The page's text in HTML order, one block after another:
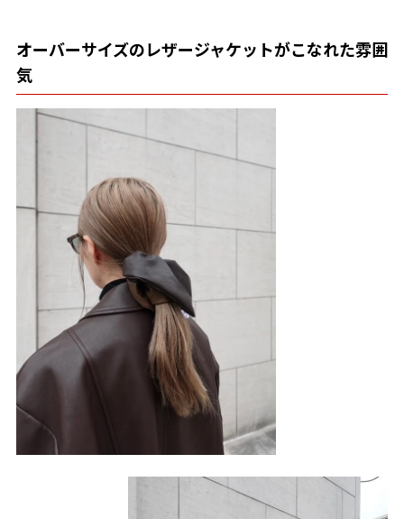
オーバーサイズのレザージャケットがこなれた雰囲
気